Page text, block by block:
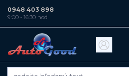
0948 403 898
9:00 - 16:30 hod